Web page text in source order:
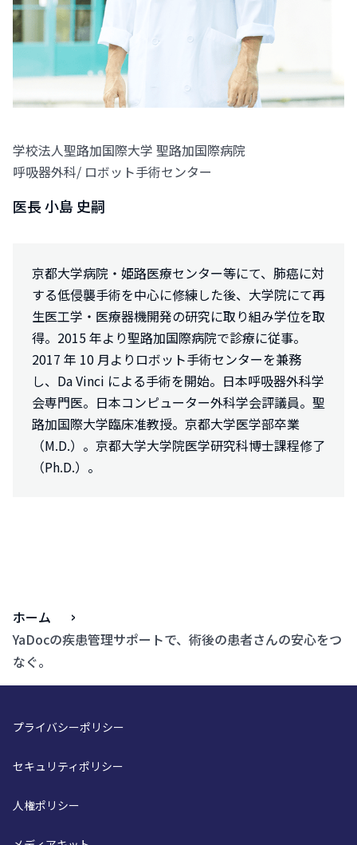
学校法人聖路加国際大学 聖路加国際病院
呼吸器外科/ ロボット手術センター
医長 小島 史嗣
京都大学病院・姫路医療センター等にて、肺癌に対
する低侵襲手術を中心に修練した後、大学院にて再
生医工学・医療器機開発の研究に取り組み学位を取
得。2015 年より聖路加国際病院で診療に従事。
2017 年 10 月よりロボット手術センターを兼務
し、Da Vinci による手術を開始。日本呼吸器外科学
会専門医。日本コンピューター外科学会評議員。聖
路加国際大学臨床准教授。京都大学医学部卒業
（M.D.）。京都大学大学院医学研究科博士課程修了
（Ph.D.）。
ホーム
YaDocの疾患管理サポートで、術後の患者さんの安心をつ
なぐ。
プライバシーポリシー
セキュリティポリシー
人権ポリシー